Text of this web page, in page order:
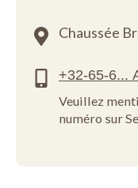
Chaussée
Veuillez
numéro sur